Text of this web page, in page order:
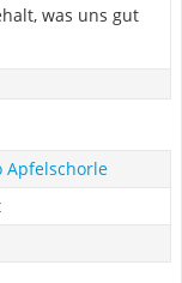
was uns gut
Apfelschorle